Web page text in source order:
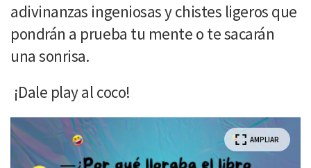
adivinanzas ingeniosas y chistes ligeros que
pondrán a prueba tu mente o te sacarán
una sonrisa.
¡Dale play al coco!
AMPLIAR